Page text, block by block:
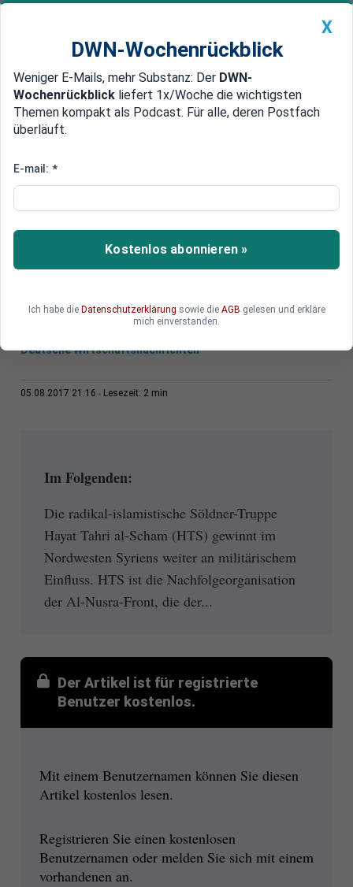
Newsticker MEIN DWN: Geldanlage Premium
Edelmetalle DWN-Magazin China
Vorstoß unter neuem Namen
Syrien: Söldner von Al-Kaida sind
noch nicht am Ende
Analysten zufolge ist al-Qaida nach einer
Deutsche Wirtschaftsnachrichten
05.08.2017 21:16 Lesezeit: 2 min
Im Folgenden:
Die radikal-islamistische Söldner-Truppe
Hayat Tahri al-Scham (HTS) gewinnt im
Nordwesten Syriens weiter an militärischem
Einfluss. HTS ist die Nachfolgeorganisation
der Al-Nusra-Front, die der...
Der Artikel ist für registrierte
Benutzer kostenlos.
Mit einem Benutzernamen können Sie diesen
Artikel kostenlos lesen.
Registrieren Sie einen kostenlosen
Benutzernamen oder melden Sie sich mit einem
vorhandenen an.
X
DWN-Wochenrückblick
Weniger E-Mails, mehr Substanz: Der DWN-
Wochenrückblick liefert 1x/Woche die wichtigsten
Themen kompakt als Podcast. Für alle, deren Postfach
überläuft.
E-mail: *
Kostenlos abonnieren »
Ich habe die Datenschutzerklärung sowie die AGB gelesen und erkläre
mich einverstanden.